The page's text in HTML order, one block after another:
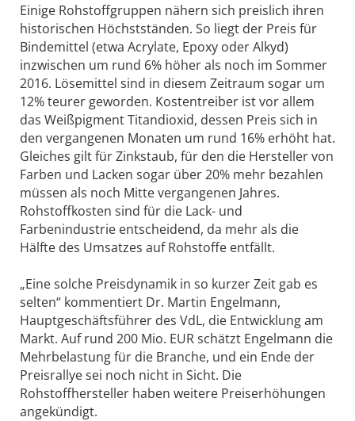
Einige Rohstoffgruppen nähern sich preislich ihren
historischen Höchstständen. So liegt der Preis für
Bindemittel (etwa Acrylate, Epoxy oder Alkyd)
inzwischen um rund 6% höher als noch im Sommer
2016. Lösemittel sind in diesem Zeitraum sogar um
12% teurer geworden. Kostentreiber ist vor allem
das Weißpigment Titandioxid, dessen Preis sich in
den vergangenen Monaten um rund 16% erhöht hat.
Gleiches gilt für Zinkstaub, für den die Hersteller von
Farben und Lacken sogar über 20% mehr bezahlen
müssen als noch Mitte vergangenen Jahres.
Rohstoffkosten sind für die Lack- und
Farbenindustrie entscheidend, da mehr als die
Hälfte des Umsatzes auf Rohstoffe entfällt.
„Eine solche Preisdynamik in so kurzer Zeit gab es
selten“ kommentiert Dr. Martin Engelmann,
Hauptgeschäftsführer des VdL, die Entwicklung am
Markt. Auf rund 200 Mio. EUR schätzt Engelmann die
Mehrbelastung für die Branche, und ein Ende der
Preisrallye sei noch nicht in Sicht. Die
Rohstoffhersteller haben weitere Preiserhöhungen
angekündigt.